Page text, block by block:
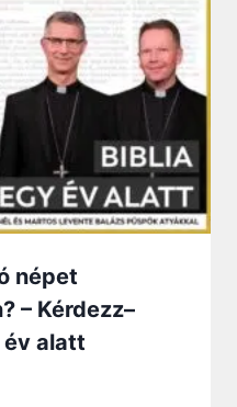
népet
– Kérdezz–
év alatt